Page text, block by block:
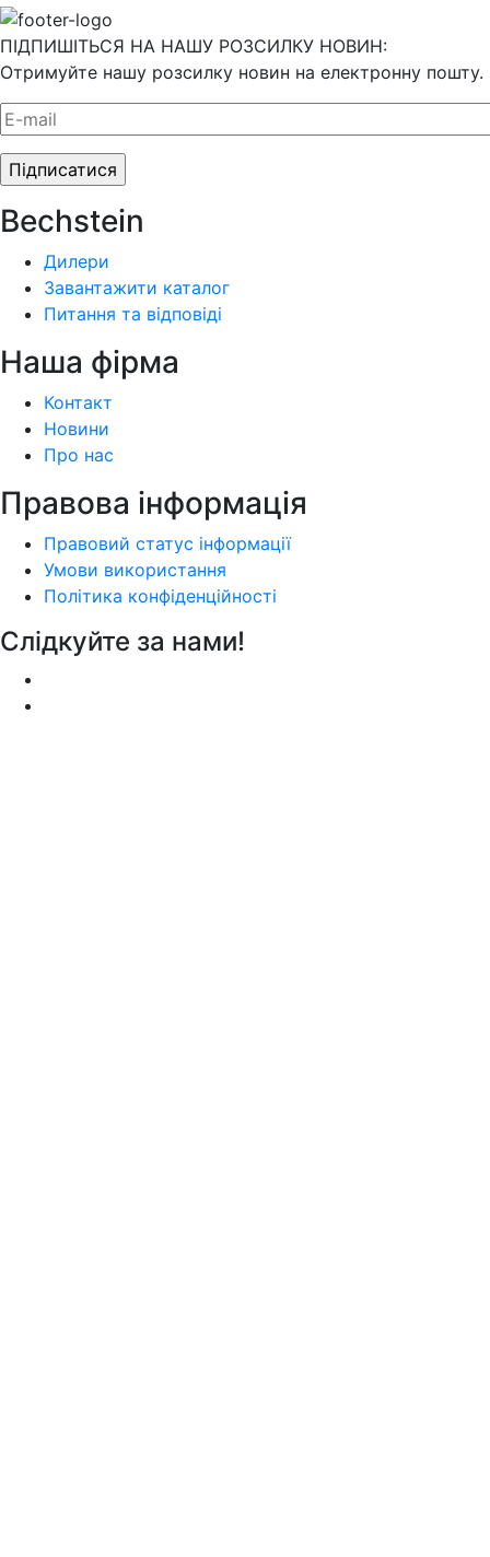
ПІДПИШІТЬСЯ НА НАШУ РОЗСИЛКУ НОВИН:
Отримуйте нашу розсилку новин на електронну пошту.
Bechstein
Дилери
Завантажити каталог
Питання та відповіді
Наша фiрма
Контакт
Новини
Про нас
Правова інформація
Правовий статус інформації
Умови використання
Політика конфіденційності
Слідкуйте за нами!